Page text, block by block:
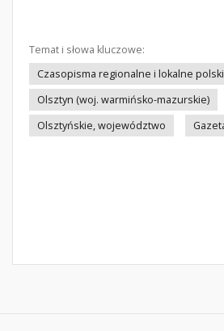
Temat i słowa kluczowe:
Czasopisma regionalne i lokalne
Olsztyn (woj. warmińsko-mazurskie)
Olsztyńskie, województwo